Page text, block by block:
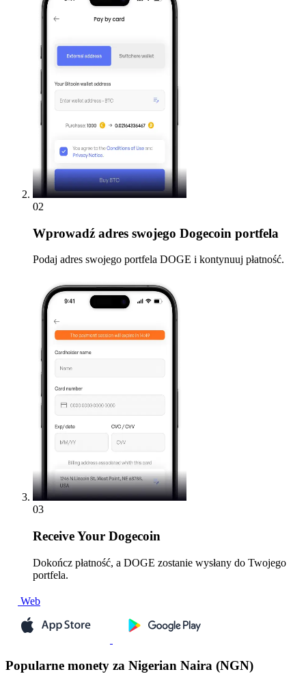
02
Wprowadź adres swojego Dogecoin portfela
Podaj adres swojego portfela DOGE i kontynuuj płatność.
03
ReceiveYour Dogecoin
Dokończ płatność, a DOGE zostanie wysłany do Twojego
portfela.
Web
Popularne monety za Nigerian Naira (NGN)